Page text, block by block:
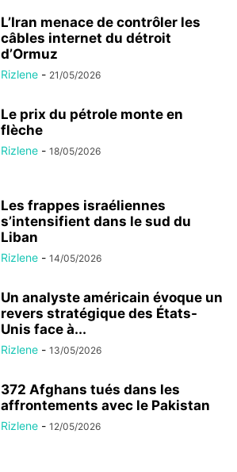
L’Iran menace de contrôler les
câbles internet du détroit
d’Ormuz
Rizlene - 21/05/2026
Le prix du pétrole monte en
flèche
Rizlene - 18/05/2026
Les frappes israéliennes
s’intensifient dans le sud du
Liban
Rizlene - 14/05/2026
Un analyste américain évoque un
revers stratégique des États-
Unis face à...
Rizlene - 13/05/2026
372 Afghans tués dans les
affrontements avec le Pakistan
Rizlene - 12/05/2026